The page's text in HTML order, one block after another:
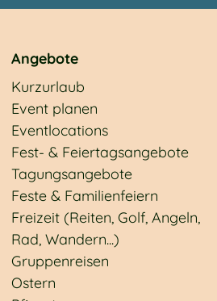
Angebote
Kurzurlaub
Event planen
Eventlocations
Fest- & Feiertagsangebote
Tagungsangebote
Feste & Familienfeiern
Freizeit (Reiten, Golf, Angeln,
Rad, Wandern...)
Gruppenreisen
Ostern